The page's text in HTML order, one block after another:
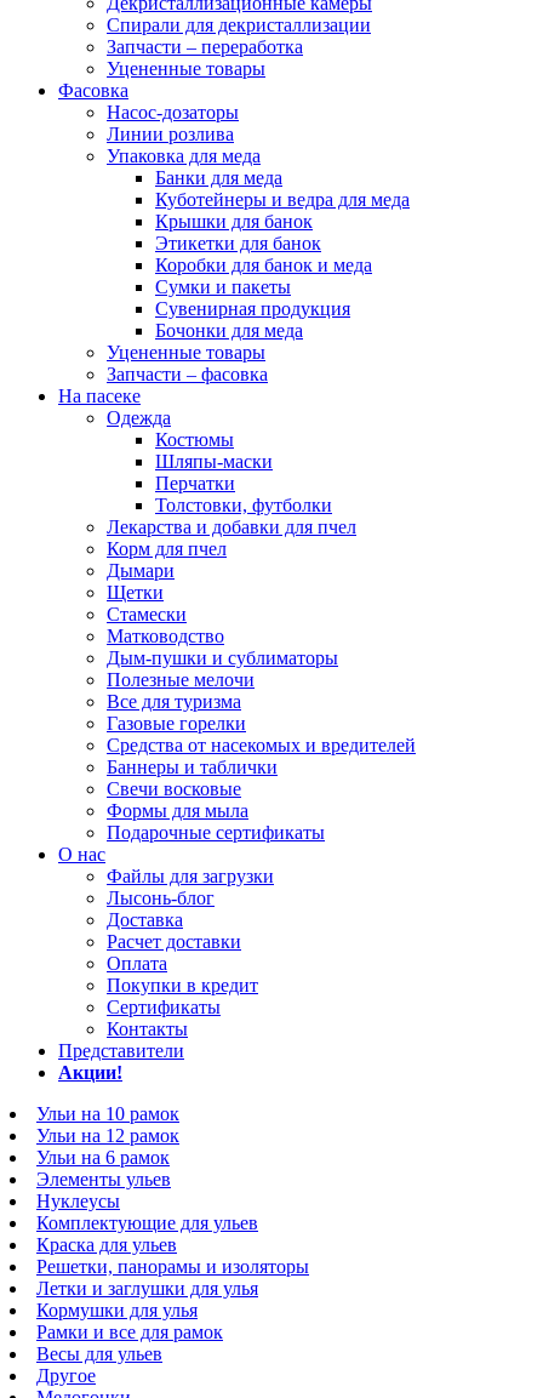
Спирали для декристаллизации
Запчасти – переработка
Уцененные товары
Фасовка
Насос-дозаторы
Линии розлива
Упаковка для меда
Банки для меда
Куботейнеры и ведра для меда
Крышки для банок
Этикетки для банок
Коробки для банок и меда
Сумки и пакеты
Сувенирная продукция
Бочонки для меда
Уцененные товары
Запчасти – фасовка
На пасеке
Одежда
Костюмы
Шляпы-маски
Перчатки
Толстовки, футболки
Лекарства и добавки для пчел
Корм для пчел
Дымари
Щетки
Стамески
Матководство
Дым-пушки и сублиматоры
Полезные мелочи
Все для туризма
Газовые горелки
Средства от насекомых и вредителей
Баннеры и таблички
Свечи восковые
Формы для мыла
Подарочные сертификаты
О нас
Файлы для загрузки
Лысонь-блог
Доставка
Расчет доставки
Оплата
Покупки в кредит
Сертификаты
Контакты
Представители
Акции!
Ульи на 10 рамок
Ульи на 12 рамок
Ульи на 6 рамок
Элементы ульев
Нуклеусы
Комплектующие для ульев
Краска для ульев
Решетки, панорамы и изоляторы
Летки и заглушки для улья
Кормушки для улья
Рамки и все для рамок
Весы для ульев
Другое